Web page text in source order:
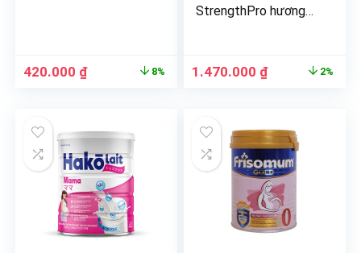
420.000 ₫ 8%
StrengthPro hương
1.470.000 ₫ 2%